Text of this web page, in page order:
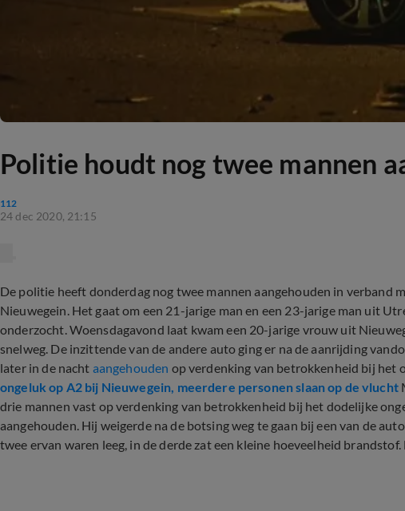
Politie houdt nog twee mannen
112
24 dec 2020, 21:15
De politie heeft donderdag nog twee mannen aangehouden in verband
Nieuwegein. Het gaat om een 21-jarige man en een 23-jarige man uit
onderzocht. Woensdagavond laat kwam een 20-jarige vrouw uit
snelweg. De inzittende van de andere auto ging er na de aanrijding
later in de nacht aangehouden op verdenking van betrokkenheid bij het
ongeluk op A2 bij Nieuwegein, meerdere personen slaan op de vlucht
drie mannen vast op verdenking van betrokkenheid bij het dodelijke
aangehouden. Hij weigerde na de botsing weg te gaan bij een van de
twee ervan waren leeg, in de derde zat een kleine hoeveelheid